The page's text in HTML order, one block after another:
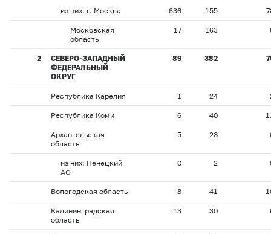
из них: г. Москва 636 155
Московская
область
17 163
2
СЕВЕРО-ЗАПАДНЫЙ
ФЕДЕРАЛЬНЫЙ
ОКРУГ
89 382
Республика Карелия 1 24
Республика Коми 6 40
Архангельская
область
5 28
из них: Ненецкий
АО
0 2
Вологодская область 8 41
Калининградская
область
13 30